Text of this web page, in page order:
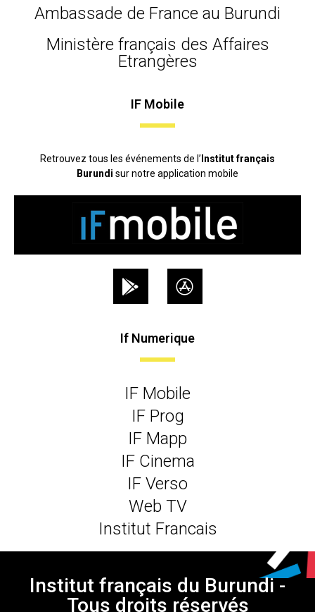
Ambassade de France au Burundi
Ministère français des Affaires
Etrangères
IF Mobile
Retrouvez tous les événements de l’ Institut français
Burundi sur notre application mobile
If Numerique
IF Mobile
IF Prog
IF Mapp
IF Cinema
IF Verso
Web TV
Institut Francais
Institut français du Burundi -
Tous droits réservés